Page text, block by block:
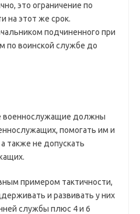
это ограничение по
на этот же срок.
подчиненного при
по воинской службе до
военнослужащие должны
помогать им и
также не допускать
примером тактичности,
и развивать у них
службы плюс 4 и 6